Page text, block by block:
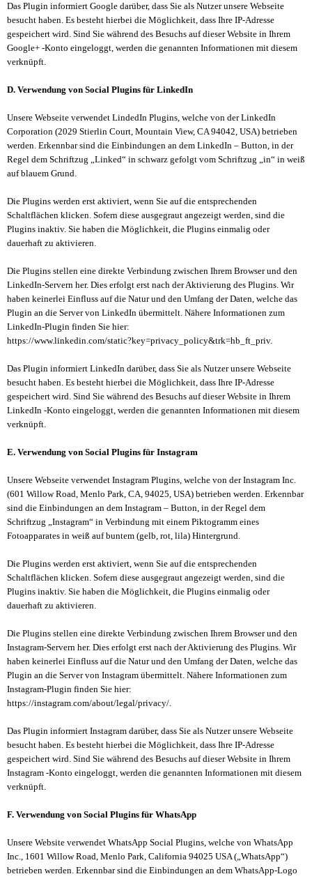
Das Plugin informiert Google darüber, dass Sie als Nutzer unsere Webseite
besucht haben. Es besteht hierbei die Möglichkeit, dass Ihre IP-Adresse
gespeichert wird. Sind Sie während des Besuchs auf dieser Website in Ihrem
Google+ -Konto eingeloggt, werden die genannten Informationen mit diesem
verknüpft.
D. Verwendung von Social Plugins für LinkedIn
Unsere Webseite verwendet LindedIn Plugins, welche von der LinkedIn
Corporation (2029 Stierlin Court, Mountain View, CA 94042, USA) betrieben
werden. Erkennbar sind die Einbindungen an dem LinkedIn – Button, in der
Regel dem Schriftzug „Linked“ in schwarz gefolgt vom Schriftzug „in“ in weiß
auf blauem Grund.
Die Plugins werden erst aktiviert, wenn Sie auf die entsprechenden
Schaltflächen klicken. Sofern diese ausgegraut angezeigt werden, sind die
Plugins inaktiv. Sie haben die Möglichkeit, die Plugins einmalig oder
dauerhaft zu aktivieren.
Die Plugins stellen eine direkte Verbindung zwischen Ihrem Browser und den
LinkedIn-Servern her. Dies erfolgt erst nach der Aktivierung des Plugins. Wir
haben keinerlei Einfluss auf die Natur und den Umfang der Daten, welche das
Plugin an die Server von LinkedIn übermittelt. Nähere Informationen zum
LinkedIn-Plugin finden Sie hier:
https://www.linkedin.com/static?key=privacy_policy&trk=hb_ft_priv.
Das Plugin informiert LinkedIn darüber, dass Sie als Nutzer unsere Webseite
besucht haben. Es besteht hierbei die Möglichkeit, dass Ihre IP-Adresse
gespeichert wird. Sind Sie während des Besuchs auf dieser Website in Ihrem
LinkedIn -Konto eingeloggt, werden die genannten Informationen mit diesem
verknüpft.
E. Verwendung von Social Plugins für Instagram
Unsere Webseite verwendet Instagram Plugins, welche von der Instagram Inc.
(601 Willow Road, Menlo Park, CA, 94025, USA) betrieben werden. Erkennbar
sind die Einbindungen an dem Instagram – Button, in der Regel dem
Schriftzug „Instagram“ in Verbindung mit einem Piktogramm eines
Fotoapparates in weiß auf buntem (gelb, rot, lila) Hintergrund.
Die Plugins werden erst aktiviert, wenn Sie auf die entsprechenden
Schaltflächen klicken. Sofern diese ausgegraut angezeigt werden, sind die
Plugins inaktiv. Sie haben die Möglichkeit, die Plugins einmalig oder
dauerhaft zu aktivieren.
Die Plugins stellen eine direkte Verbindung zwischen Ihrem Browser und den
Instagram-Servern her. Dies erfolgt erst nach der Aktivierung des Plugins. Wir
haben keinerlei Einfluss auf die Natur und den Umfang der Daten, welche das
Plugin an die Server von Instagram übermittelt. Nähere Informationen zum
Instagram-Plugin finden Sie hier:
https://instagram.com/about/legal/privacy/.
Das Plugin informiert Instagram darüber, dass Sie als Nutzer unsere Webseite
besucht haben. Es besteht hierbei die Möglichkeit, dass Ihre IP-Adresse
gespeichert wird. Sind Sie während des Besuchs auf dieser Website in Ihrem
Instagram -Konto eingeloggt, werden die genannten Informationen mit diesem
verknüpft.
F. Verwendung von Social Plugins für WhatsApp
Unsere Website verwendet WhatsApp Social Plugins, welche von WhatsApp
Inc., 1601 Willow Road, Menlo Park, California 94025 USA („WhatsApp“)
betrieben werden. Erkennbar sind die Einbindungen an dem WhatsApp-Logo